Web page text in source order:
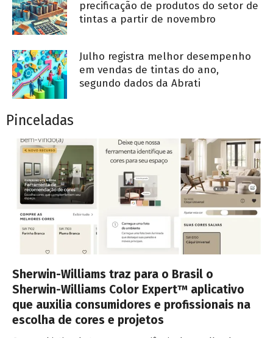
precificação de produtos do setor de
tintas a partir de novembro
Julho registra melhor desempenho
em vendas de tintas do ano,
segundo dados da Abrati
Pinceladas
Sherwin-Williams traz para o Brasil o
Sherwin-Williams Color Expert™ aplicativo
que auxilia consumidores e profissionais na
escolha de cores e projetos